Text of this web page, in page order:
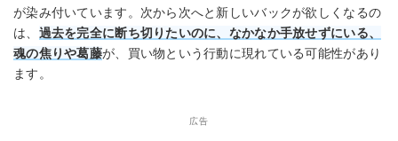
が染み付いています。次から次へと新しいバックが欲しくなるの
は、 過去を完全に断ち切りたいのに、なかなか手放せずにいる、
魂の焦りや葛藤が、買い物という行動に現れている可能性があり
ます。
広告